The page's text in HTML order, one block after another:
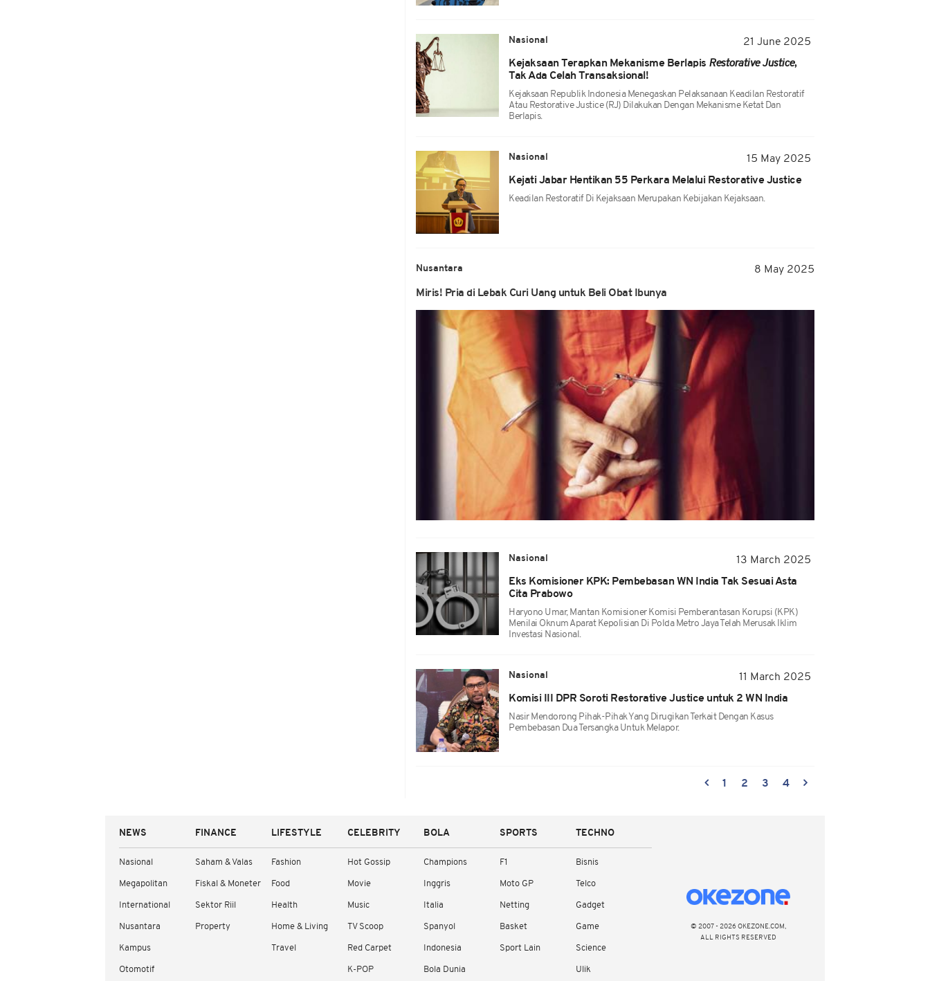
Nasional
21 June 2025
Kejaksaan Terapkan Mekanisme Berlapis Restorative Justice,
Tak Ada Celah Transaksional!
Kejaksaan Republik Indonesia Menegaskan Pelaksanaan Keadilan Restoratif
Atau Restorative Justice (RJ) Dilakukan Dengan Mekanisme Ketat Dan
Berlapis.
Nasional
15 May 2025
Kejati Jabar Hentikan 55 Perkara Melalui Restorative Justice
Keadilan Restoratif Di Kejaksaan Merupakan Kebijakan Kejaksaan.
Nusantara 8 May 2025
Miris! Pria di Lebak Curi Uang untuk Beli Obat Ibunya
Nasional
13 March 2025
Eks Komisioner KPK: Pembebasan WN India Tak Sesuai Asta
Cita Prabowo
Haryono Umar, Mantan Komisioner Komisi Pemberantasan Korupsi (KPK)
Menilai Oknum Aparat Kepolisian Di Polda Metro Jaya Telah Merusak Iklim
Investasi Nasional.
Nasional
11 March 2025
Komisi III DPR Soroti Restorative Justice untuk 2 WN India
Nasir Mendorong Pihak-Pihak Yang Dirugikan Terkait Dengan Kasus
Pembebasan Dua Tersangka Untuk Melapor.
1 2 3 4
NEWS
Nasional
Megapolitan
International
Nusantara
Kampus
Otomotif
FINANCE
Saham & Valas
Fiskal & Moneter
Sektor Riil
Property
LIFESTYLE
Fashion
Food
Health
Home & Living
Travel
CELEBRITY
Hot Gossip
Movie
Music
TV Scoop
Red Carpet
K-POP
BOLA
Champions
Inggris
Italia
Spanyol
Indonesia
Bola Dunia
SPORTS
F1
Moto GP
Netting
Basket
Sport Lain
TECHNO
Bisnis
Telco
Gadget
Game
Science
Ulik
© 2007 - 2026 OKEZONE.COM,
ALL RIGHTS RESERVED